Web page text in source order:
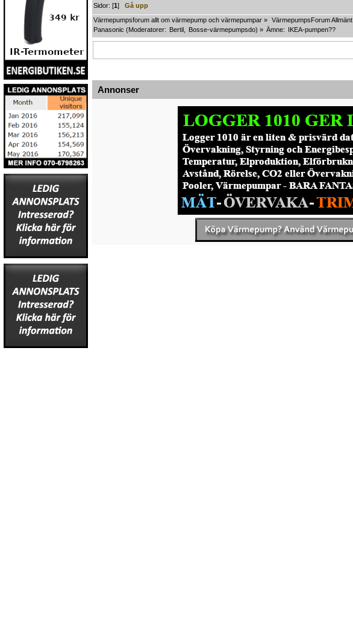
Sidor: [1]Gå upp
Värmepumpsforum allt om värmepump och värmepumpar » VärmepumpsForum Allmänt
Panasonic (Moderatorer: Bertil Bosse-värmepumpsdo) » Ämne: IKEA-pumpen??
Annonser